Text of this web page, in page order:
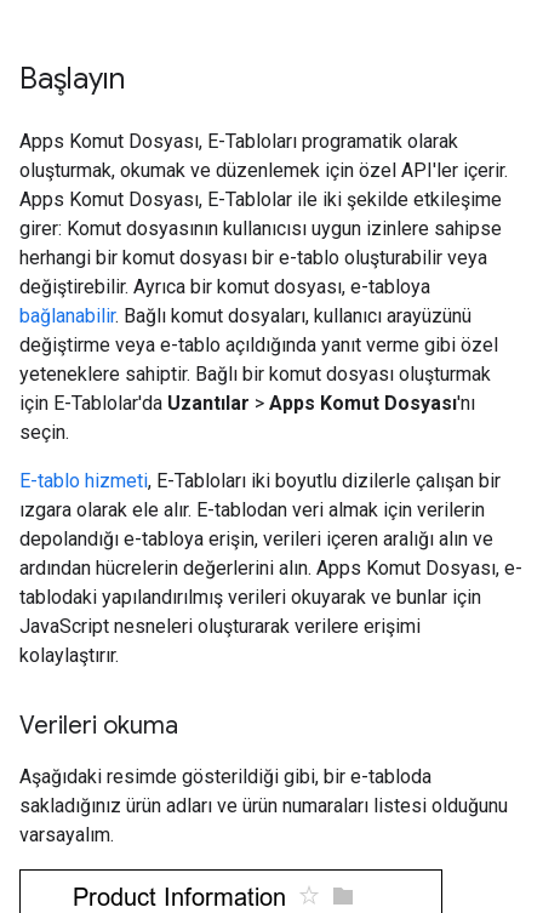
Başlayın
Apps Komut Dosyası, E-Tabloları programatik olarak
oluşturmak, okumak ve düzenlemek için özel API'ler içerir.
Apps Komut Dosyası, E-Tablolar ile iki şekilde etkileşime
girer: Komut dosyasının kullanıcısı uygun izinlere sahipse
herhangi bir komut dosyası bir e-tablo oluşturabilir veya
değiştirebilir. Ayrıca bir komut dosyası, e-tabloya
bağlanabilir. Bağlı komut dosyaları, kullanıcı arayüzünü
değiştirme veya e-tablo açıldığında yanıt verme gibi özel
yeteneklere sahiptir. Bağlı bir komut dosyası oluşturmak
için E-Tablolar'da Uzantılar > Apps Komut Dosyası'nı
seçin.
E-tablo hizmeti, E-Tabloları iki boyutlu dizilerle çalışan bir
ızgara olarak ele alır. E-tablodan veri almak için verilerin
depolandığı e-tabloya erişin, verileri içeren aralığı alın ve
ardından hücrelerin değerlerini alın. Apps Komut Dosyası, e-
tablodaki yapılandırılmış verileri okuyarak ve bunlar için
JavaScript nesneleri oluşturarak verilere erişimi
kolaylaştırır.
Verileri okuma
Aşağıdaki resimde gösterildiği gibi, bir e-tabloda
sakladığınız ürün adları ve ürün numaraları listesi olduğunu
varsayalım.